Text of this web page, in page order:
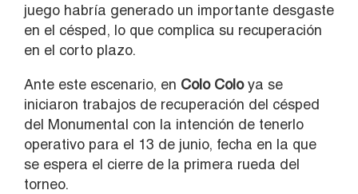
juego habría generado un importante desgaste
en el césped, lo que complica su recuperación
en el corto plazo.
Ante este escenario, en Colo Coloya se
iniciaron trabajos de recuperación del césped
del Monumental con la intención de tenerlo
operativo para el 13 de junio, fecha en la que
se espera el cierre de la primera rueda del
torneo.